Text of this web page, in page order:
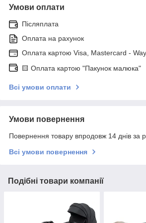
Умови оплати
Післяплата
Оплата на рахунок
Оплата картою Visa, Mastercard -
🟨 Оплата картою "Пакунок малюка"
Всі умови оплати
Умови повернення
Повернення товару впродовж 14 днів за
Всі умови повернення
Подібні товари компанії